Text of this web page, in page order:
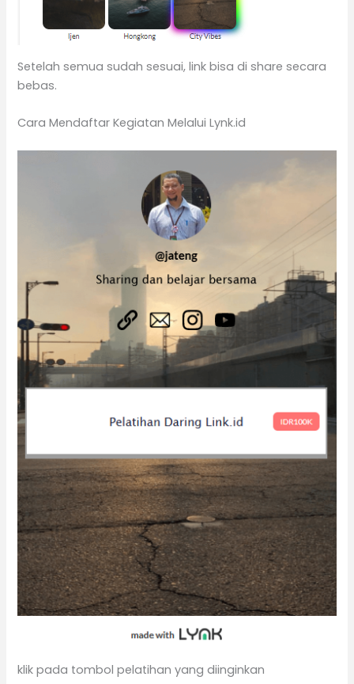
Setelah semua sudah sesuai, link bisa di share secara
bebas.
Cara Mendaftar Kegiatan Melalui Lynk.id
klik pada tombol pelatihan yang diinginkan